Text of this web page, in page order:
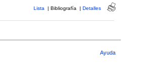
Lista | Bibliografía | Detalles
Ayuda